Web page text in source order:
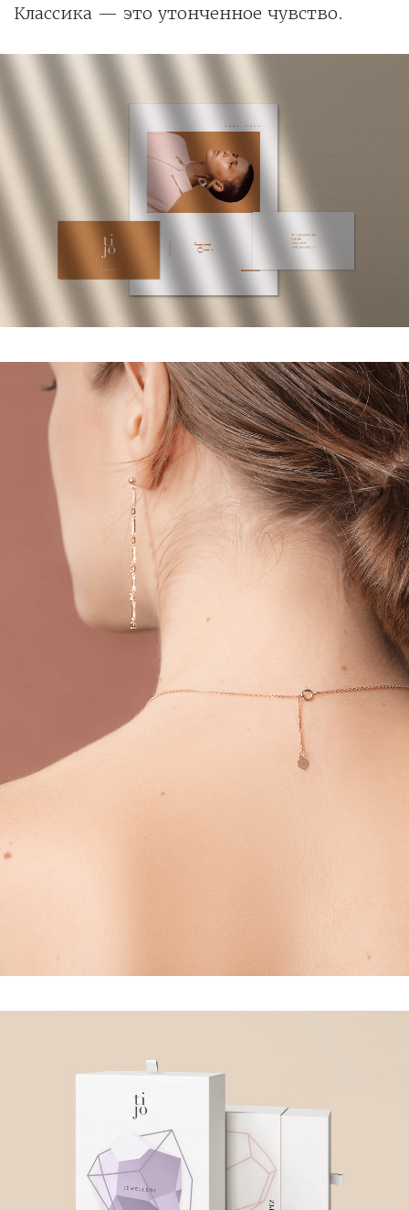
Классика — это утонченное чувство.